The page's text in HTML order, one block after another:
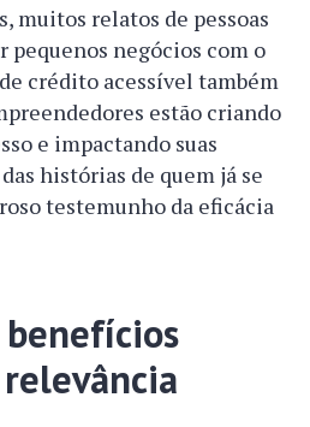
muitos relatos de pessoas
pequenos negócios com o
crédito acessível também
estão criando
e impactando suas
histórias de quem já se
testemunho da eficácia